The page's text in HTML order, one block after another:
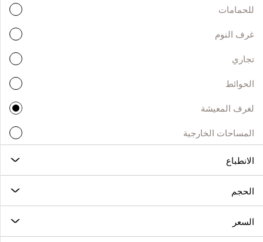
للحمامات
غرف النوم
تجاري
الحوائط
لغرف المعيشة
المساحات الخارجية
الانطباع
الحجم
السعر